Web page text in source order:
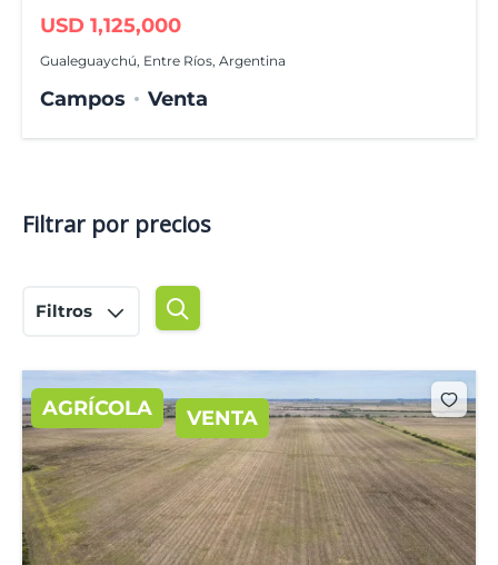
USD 1,125,000
Gualeguaychú, Entre Ríos, Argentina
Campos Venta
Filtrar por precios
Filtros
AGRÍCOLA VENTA